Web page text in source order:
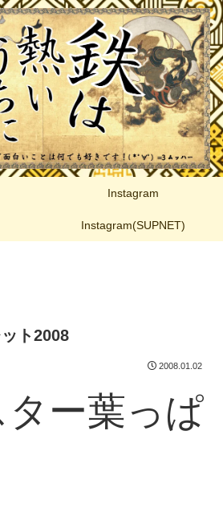
Instagram
Instagram(SUPNET)
ト2008
2008.01.02
ー葉っぱ